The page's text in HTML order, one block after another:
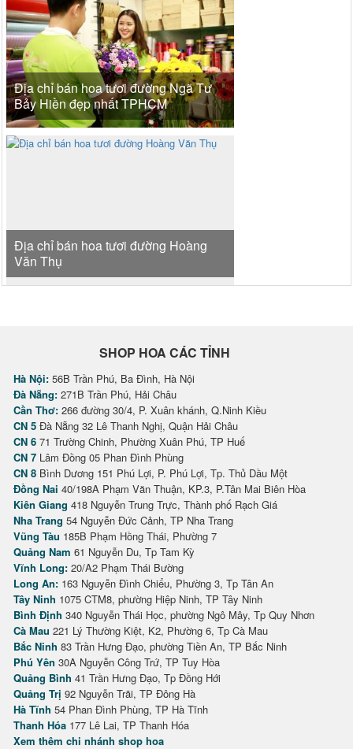
Địa chỉ bán hoa tươi đường Ngã Tư
Bảy Hiền đẹp nhất TPHCM
Địa chỉ bán hoa tươi đường Hoàng
Văn Thụ
SHOP HOA CÁC TỈNH
Hà Nội: 56B Trần Phú, Ba Đình, Hà Nội
Đà Nẵng: 271B Trần Phú, Hải Châu
Cần Thơ: 266 đường 30/4, P. Xuân khánh, Q.Ninh Kiều
CN 5 Đà Nẵng 32 Lê Thanh Nghị, Quận Hải Châu
CN 6 71 Trường Chinh, Phường Xuân Phú, TP Huế
CN 7 Lâm Đồng 05 Phan Đình Phùng
CN 8 Bình Dương 151 Phú Lợi, P. Phú Lợi, Tp. Thủ Dầu Một
Đồng Nai 40/198A Phạm Văn Thuận, KP.3, P.Tân Mai Biên Hòa
Kiên Giang 418 Nguyễn Trung Trực, Thành phố Rạch Giá
Nha Trang 54 Nguyễn Đức Cảnh, TP Nha Trang
Vũng Tàu 185B Phạm Hồng Thái, Phường 7
Quảng Nam 61 Nguyễn Du, Tp Tam Kỳ
Vĩnh Long: 20/A2 Phạm Thái Bường
Long An: 163 Nguyễn Đình Chiểu, Phường 3, Tp Tân An
Tây Ninh 1075 CTM8, phường Hiệp Ninh, TP Tây Ninh
Bình Định 340 Nguyễn Thái Học, phường Ngô Mây, Tp Quy Nhơn
Cà Mau 221 Lý Thường Kiệt, K2, Phường 6, Tp Cà Mau
Bắc Ninh 83 Trần Hưng Đạo, phường Tiền An, TP Bắc Ninh
Phú Yên 30A Nguyễn Công Trứ, TP Tuy Hòa
Quảng Bình 41 Trần Hưng Đạo, Tp Đồng Hới
Quảng Trị 92 Nguyễn Trãi, TP Đông Hà
Hà Tĩnh 54 Phan Đình Phùng, TP Hà Tĩnh
Thanh Hóa 177 Lê Lai, TP Thanh Hóa
Xem thêm chi nhánh shop hoa